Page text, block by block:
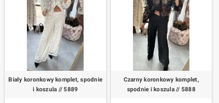
Biały koronkowy komplet, spodnie
i koszula // 5889
Czarny koronkowy komplet,
spodnie i koszula // 5888